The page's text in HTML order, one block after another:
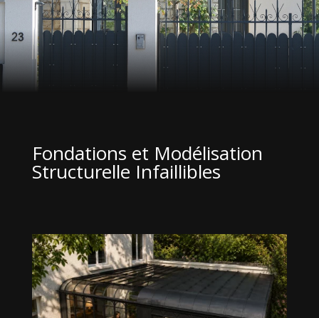
Fondations et Modélisation
Structurelle Infaillibles